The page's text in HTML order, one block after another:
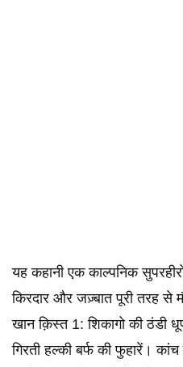
यह कहानी एक काल्पनिक
किरदार और जज़्बात पूरी तरह
खान क़िस्त 1: शिकागो की ठंडी
गिरती हल्की बर्फ की फुहारें।